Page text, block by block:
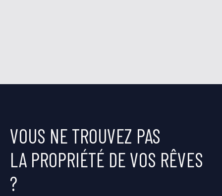
VOUS NE TROUVEZ PAS
LA PROPRIÉTÉ DE VOS RÊVES
?